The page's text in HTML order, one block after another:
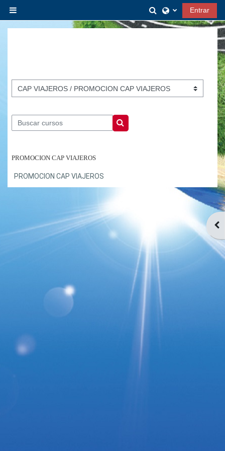
Selector de
Entrar
Categorías
Buscar cursos
Buscar cursos
PROMOCION CAP VIAJEROS
PROMOCION CAP VIAJEROS